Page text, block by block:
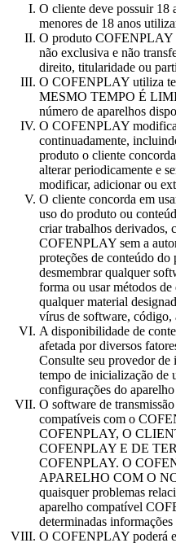
O cliente deve possuir 18
menores de 18 anos
O produto COFENPLAY
não exclusiva e não
direito, titularidade ou
O COFENPLAY utiliza
MESMO TEMPO É
número de aparelhos
O COFENPLAY modifica
continuadamente,
produto o cliente
alterar periodicamente e
modificar, adicionar ou
O cliente concorda em
uso do produto ou
criar trabalhos derivados,
COFENPLAY sem a
proteções de conteúdo
desmembrar qualquer
forma ou usar métodos
qualquer material
vírus de software, código,
A disponibilidade de
afetada por diversos
Consulte seu provedor de
tempo de inicialização de
configurações do
O software de
compatíveis com o
COFENPLAY, O
COFENPLAY E DE
COFENPLAY. O
APARELHO COM O
quaisquer problemas
aparelho compatível
determinadas informações
O COFENPLAY poderá